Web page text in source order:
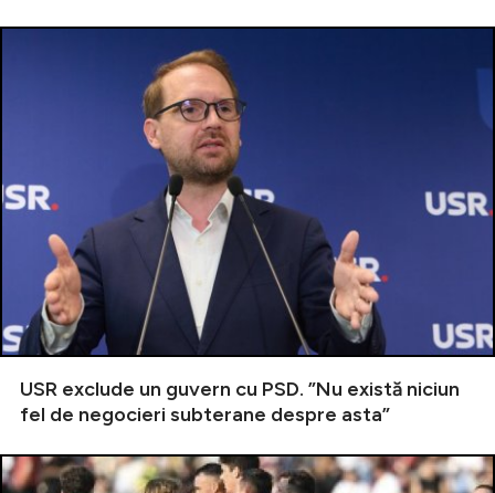
USR exclude un guvern cu PSD. ”Nu există niciun
fel de negocieri subterane despre asta”